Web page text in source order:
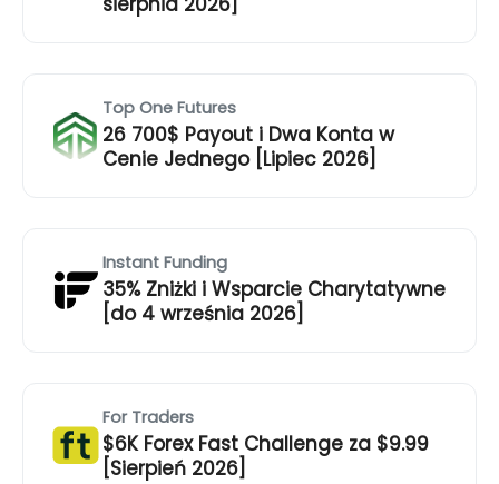
Top One Futures
26 700$ Payout i Dwa Konta w
Cenie Jednego [Lipiec 2026]
Instant Funding
35% Zniżki i Wsparcie Charytatywne
[do 4 września 2026]
For Traders
$6K Forex Fast Challenge za $9.99
[Sierpień 2026]